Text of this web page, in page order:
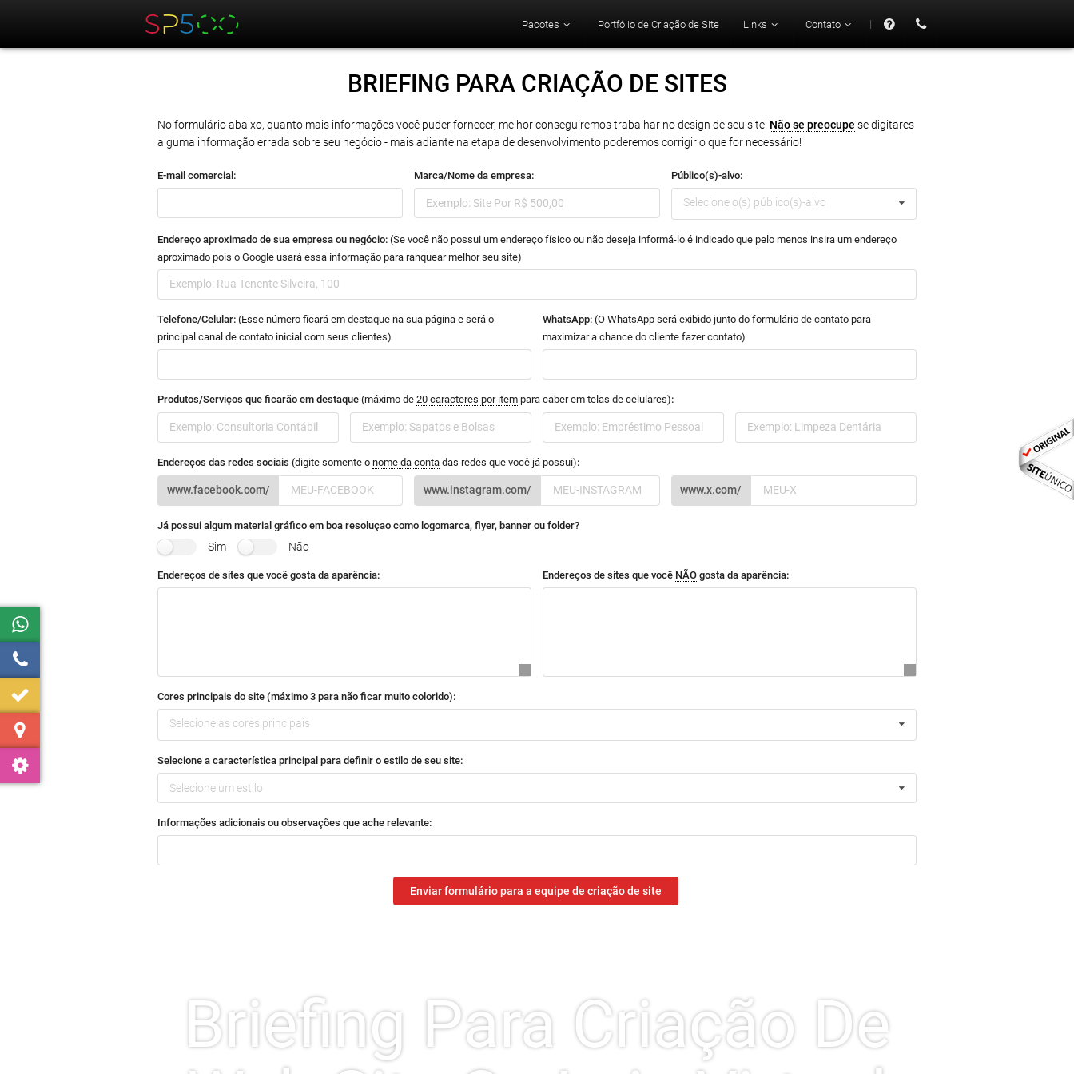
Pacotes Portfólio de Criação de Site Links Contato | 47 mil
BRIEFING PARA CRIAÇÃO DE SITES
No formulário abaixo, quanto mais informações você puder fornecer, melhor conseguiremos trabalhar no design de seu site! Não se preocupe se digitares
alguma informação errada sobre seu negócio - mais adiante na etapa de desenvolvimento poderemos corrigir o que for necessário!
E-mail comercial: Marca/Nome da empresa: Público(s)-alvo:
Selecione o(s) público(s)-alvo
Endereço aproximado de sua empresa ou negócio: (Se você não possui um endereço físico ou não deseja informá-lo é indicado que pelo menos insira um endereço
aproximado pois o Google usará essa informação para ranquear melhor seu site)
Telefone/Celular: (Esse número ficará em destaque na sua página e será o
principal canal de contato inicial com seus clientes)
WhatsApp: (O WhatsApp será exibido junto do formulário de contato para
maximizar a chance do cliente fazer contato)
Produtos/Serviços que ficarão em destaque (máximo de 20 caracteres por item para caber em telas de celulares):
Endereços das redes sociais (digite somente o nome da conta das redes que você já possui):
www.facebook.com/ www.instagram.com/ www.x.com/
Já possui algum material gráfico em boa resoluçao como logomarca, flyer, banner ou folder?
Sim Não
Endereços de sites que você gosta da aparência: Endereços de sites que você NÃO gosta da aparência:
Cores principais do site (máximo 3 para não ficar muito colorido):
Selecione as cores principais
Selecione a característica principal para definir o estilo de seu site:
Selecione um estilo
Informações adicionais ou observações que ache relevante:
Enviar formulário para a equipe de criação de site
Briefing Para Criação De